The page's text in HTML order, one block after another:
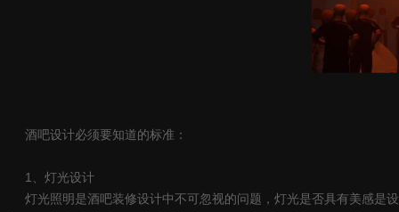
酒吧设计必须要知道的标准：
1、灯光设计
灯光照明是酒吧装修设计中不可忽视的问题，灯光是否具有美感是